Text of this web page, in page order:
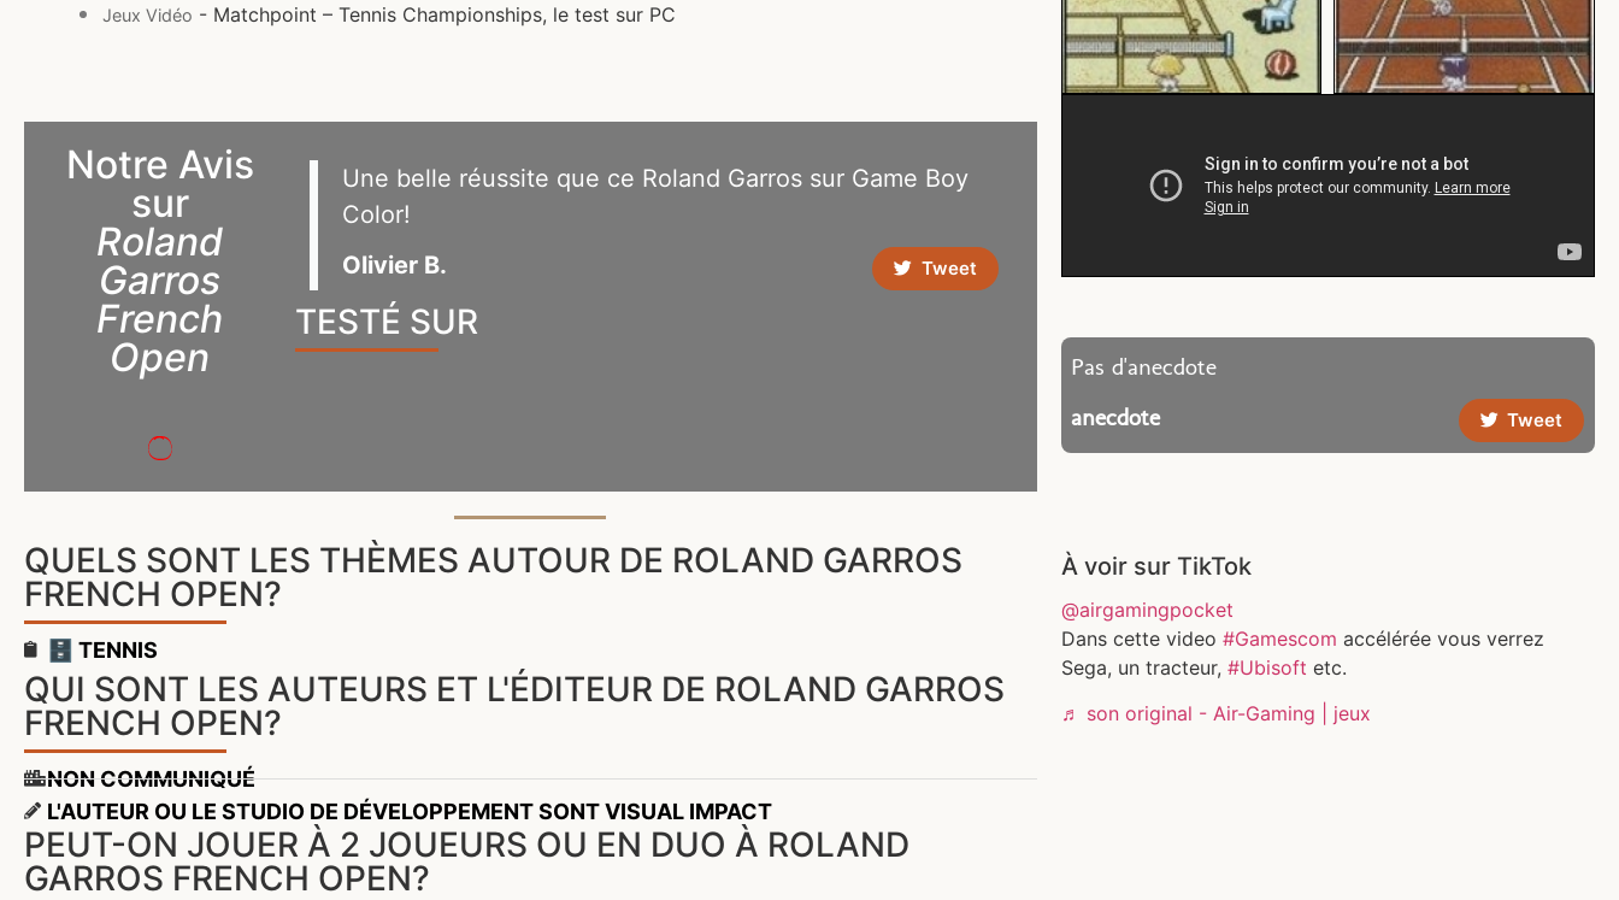
Jeux Vidéo - Matchpoint – Tennis Championships, le test sur PC
Notre Avis
sur
Roland
Garros
French
Open
Une belle réussite que ce Roland Garros sur Game Boy
Color!
Olivier B.
Tweet
TESTÉ SUR
QUELS SONT LES THÈMES AUTOUR DE ROLAND GARROS
FRENCH OPEN?
🗄️ TENNIS
QUI SONT LES AUTEURS ET L'ÉDITEUR DE ROLAND GARROS
FRENCH OPEN?
NON COMMUNIQUÉ
L'AUTEUR OU LE STUDIO DE DÉVELOPPEMENT SONT VISUAL IMPACT
PEUT-ON JOUER À 2 JOUEURS OU EN DUO À ROLAND
GARROS FRENCH OPEN?
Pas d'anecdote
anecdote
Tweet
À voir sur TikTok
@airgamingpocket
Dans cette video #Gamescom accélérée vous verrez
Sega, un tracteur, #Ubisoft etc.
♬ son original - Air-Gaming | jeux